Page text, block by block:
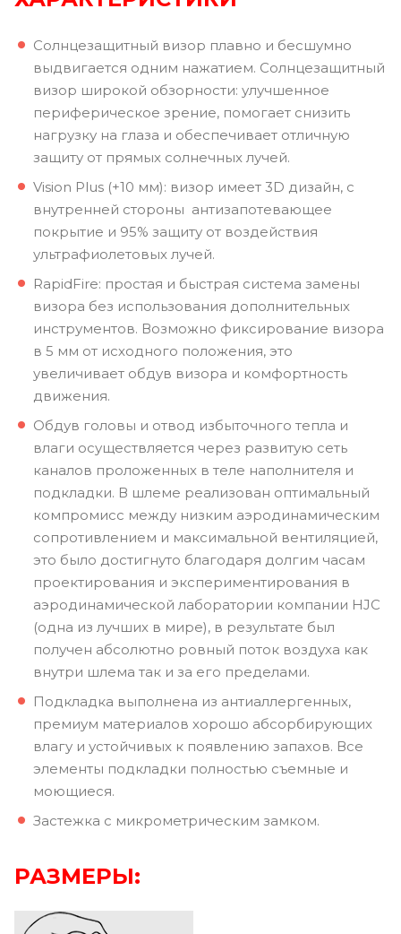
Солнцезащитный визор плавно и бесшумно
выдвигается одним нажатием. Солнцезащитный
визор широкой обзорности: улучшенное
периферическое зрение, помогает снизить
нагрузку на глаза и обеспечивает отличную
защиту от прямых солнечных лучей.
Vision Plus (+10 мм): визор имеет 3D дизайн, с
внутренней стороны антизапотевающее
покрытие и 95% защиту от воздействия
ультрафиолетовых лучей.
RapidFire: простая и быстрая система замены
визора без использования дополнительных
инструментов. Возможно фиксирование визора
в 5 мм от исходного положения, это
увеличивает обдув визора и комфортность
движения.
Обдув головы и отвод избыточного тепла и
влаги осуществляется через развитую сеть
каналов проложенных в теле наполнителя и
подкладки. В шлеме реализован оптимальный
компромисс между низким аэродинамическим
сопротивлением и максимальной вентиляцией,
это было достигнуто благодаря долгим часам
проектирования и экспериментирования в
аэродинамической лаборатории компании HJC
(одна из лучших в мире), в результате был
получен абсолютно ровный поток воздуха как
внутри шлема так и за его пределами.
Подкладка выполнена из антиаллергенных,
премиум материалов хорошо абсорбирующих
влагу и устойчивых к появлению запахов. Все
элементы подкладки полностью съемные и
моющиеся.
Застежка с микрометрическим замком.
РАЗМЕРЫ: